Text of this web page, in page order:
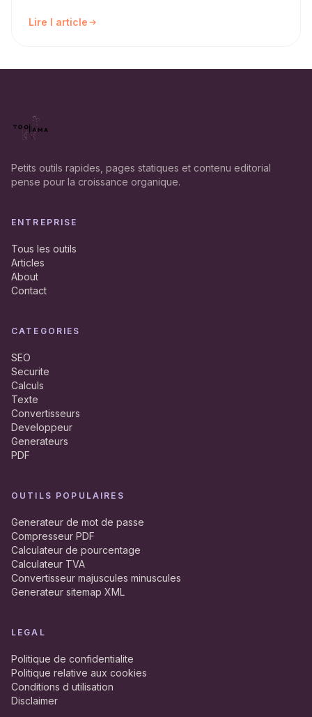
Lire l article
Petits outils rapides, pages statiques et contenu editorial
pense pour la croissance organique.
ENTREPRISE
Tous les outils
Articles
About
Contact
CATEGORIES
SEO
Securite
Calculs
Texte
Convertisseurs
Developpeur
Generateurs
PDF
OUTILS POPULAIRES
Generateur de mot de passe
Compresseur PDF
Calculateur de pourcentage
Calculateur TVA
Convertisseur majuscules minuscules
Generateur sitemap XML
LEGAL
Politique de confidentialite
Politique relative aux cookies
Conditions d utilisation
Disclaimer